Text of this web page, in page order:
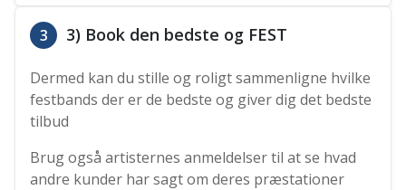
3 3) Book den bedste og FEST
Dermed kan du stille og roligt sammenligne hvilke
festbands der er de bedste og giver dig det bedste
tilbud
Brug også artisternes anmeldelser til at se hvad
andre kunder har sagt om deres præstationer